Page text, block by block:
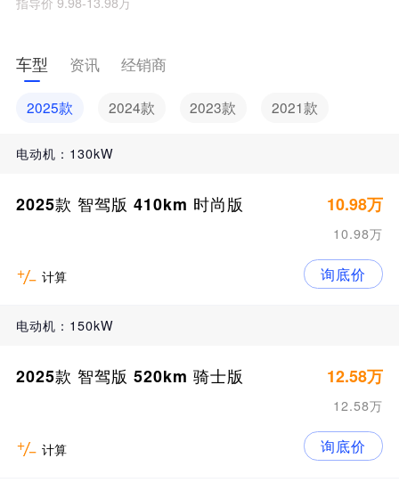
车型 资讯 经销商
2025款 2024款 2023款 2021款
电动机：130kW
2025款 智驾版 410km 时尚版 10.98万
10.98万
计算 询底价
电动机：150kW
2025款 智驾版 520km 骑士版 12.58万
12.58万
计算 询底价